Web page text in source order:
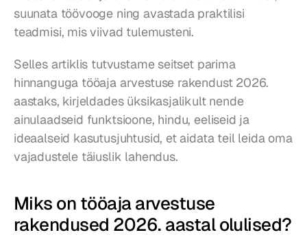
suunata töövooge ning avastada praktilisi
teadmisi, mis viivad tulemusteni.
Selles artiklis tutvustame seitset parima
hinnanguga tööaja arvestuse rakendust 2026.
aastaks, kirjeldades üksikasjalikult nende
ainulaadseid funktsioone, hindu, eeliseid ja
ideaalseid kasutusjuhtusid, et aidata teil leida oma
vajadustele täiuslik lahendus.
Miks on tööaja arvestuse
rakendused 2026. aastal olulised?